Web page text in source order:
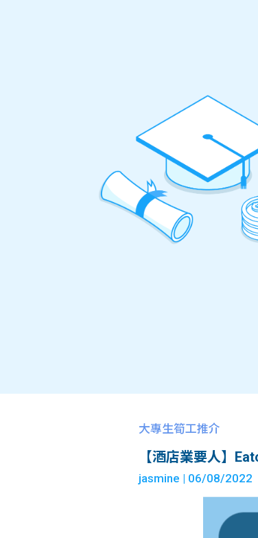
大專生筍工推介
【酒店業要人】
jasmine | 06/08/2022